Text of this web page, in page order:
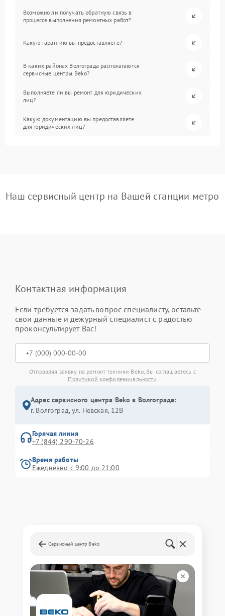
Возможно ли получать обратную связь в
процессе выполнения ремонтных работ?
Какую гарантию вы предоставляете?
В каких районах Волгограда располагаются
сервисные центры Beko?
Выполняете ли вы ремонт для юридических
лиц?
Какую документацию вы предоставляете
для юридических лиц?
Наш сервисный центр на Вашей станции метро
Контактная информация
Если требуется задать вопрос специалисту, оставьте
свои данные и дежурный специалист с радостью
проконсультирует Вас!
Отправляя заявку на ремонт техники Beko, Вы соглашаетесь с
Политикой конфиденциальности
Адрес сервисного центра Beko в Волгограде:
г. Волгоград, ул. Невская, 12В
Горячая линия
+7 (844) 290-70-26
Время работы
Ежедневно с 9:00 до 21:00
Сервисный центр Beko